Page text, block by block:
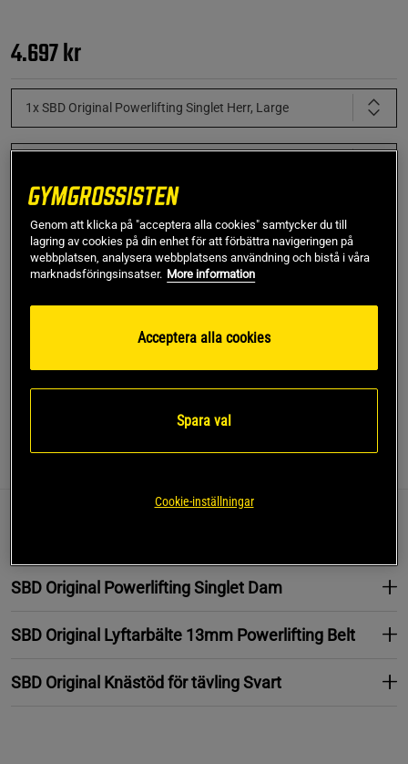
4.697 kr
1x SBD Original Powerlifting Singlet Herr, Large
1x SBD Original Knästöd för tävling Svart, L 200 cm
Lägg i varukorgen
Fri retur 14 dagars ångerrätt
SKU #SETSBDCOMPE
SBD Original Powerlifting Singlet Dam
SBD Original Lyftarbälte 13mm Powerlifting Belt
SBD Original Knästöd för tävling Svart
Genom att klicka på "acceptera alla cookies" samtycker du till
lagring av cookies på din enhet för att förbättra navigeringen på
webbplatsen, analysera webbplatsens användning och bistå i våra
marknadsföringsinsatser. More information
Acceptera alla cookies
Spara val
Cookie-inställningar